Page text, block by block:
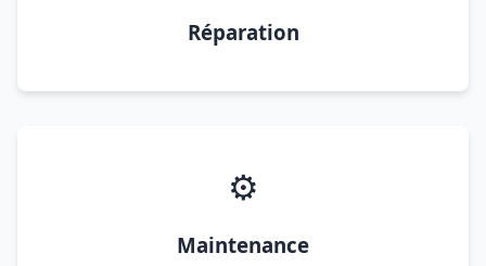
Réparation
⚙️
Maintenance